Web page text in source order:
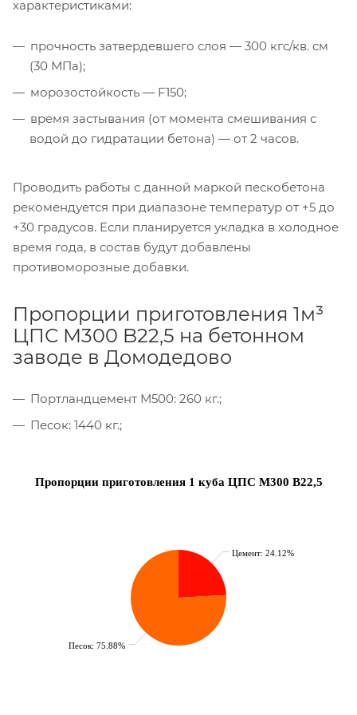
характеристиками:
прочность затвердевшего слоя ― 300 кгс/кв. см
(30 МПа);
морозостойкость ― F150;
время застывания (от момента смешивания с
водой до гидратации бетона) ― от 2 часов.
Проводить работы с данной маркой пескобетона
рекомендуется при диапазоне температур от +5 до
+30 градусов. Если планируется укладка в холодное
время года, в состав будут добавлены
противоморозные добавки.
Пропорции приготовления 1м³
ЦПС М300 B22,5 на бетонном
заводе в Домодедово
Портландцемент М500: 260 кг.;
Песок: 1440 кг.;
Цемент: 24.12%
Песок: 75.88%
Пропорции приготовления 1 куба ЦПС М300 В22,5